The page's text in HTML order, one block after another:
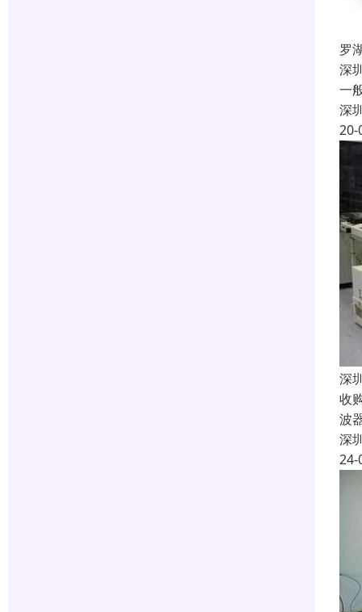
罗
深
一
深
20-
深
收
波
深
24-